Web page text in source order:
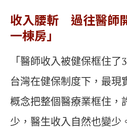
收入腰斬 過往醫師
一棟房」
「醫師收入被健保框住
台灣在健保制度下，最現
概念把整個醫療業框住，
少，醫生收入自然也變少